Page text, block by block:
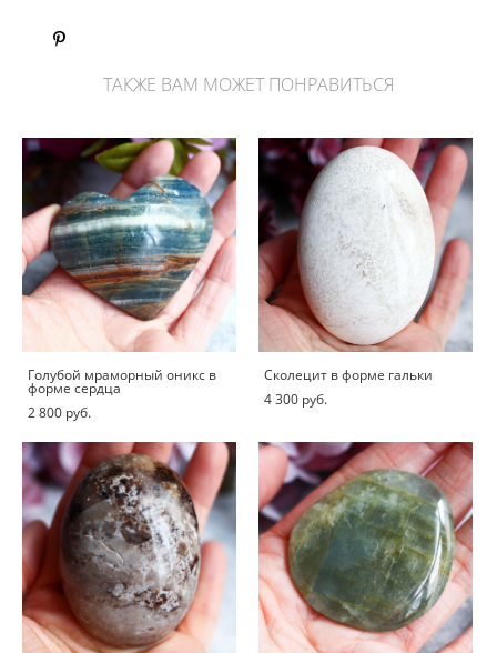
ТАКЖЕ ВАМ МОЖЕТ ПОНРАВИТЬСЯ
Голубой мраморный оникс в
форме сердца
2 800 pуб.
Сколецит в форме гальки
4 300 pуб.